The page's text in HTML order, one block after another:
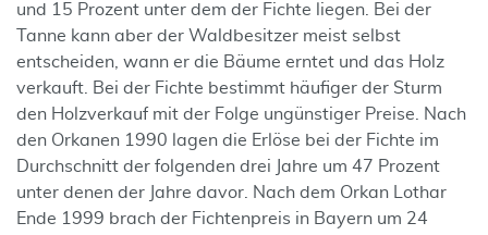
und 15 Prozent unter dem der Fichte liegen. Bei der
Tanne kann aber der Waldbesitzer meist selbst
entscheiden, wann er die Bäume erntet und das Holz
verkauft. Bei der Fichte bestimmt häufiger der Sturm
den Holzverkauf mit der Folge ungünstiger Preise. Nach
den Orkanen 1990 lagen die Erlöse bei der Fichte im
Durchschnitt der folgenden drei Jahre um 47 Prozent
unter denen der Jahre davor. Nach dem Orkan Lothar
Ende 1999 brach der Fichtenpreis in Bayern um 24